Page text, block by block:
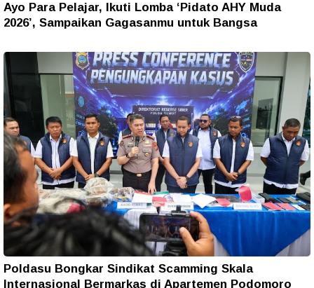
Ayo Para Pelajar, Ikuti Lomba ‘Pidato AHY Muda
2026’, Sampaikan Gagasanmu untuk Bangsa
Poldasu Bongkar Sindikat Scamming Skala
Internasional Bermarkas di Apartemen Podomoro